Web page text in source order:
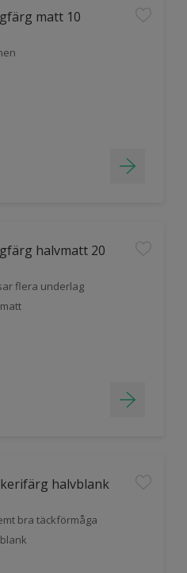
matt 10
halvmatt 20
flera underlag
halvblank
bra täckförmåga